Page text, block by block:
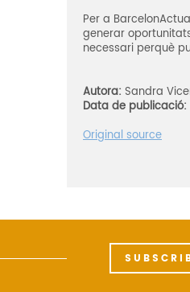
Per a
generar
necessari perquè
Autora: Sandra
Data de publicació:
Original source